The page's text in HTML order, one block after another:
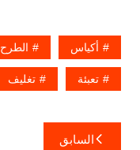
أكياس الطرح
تعبئة تغليف
تصفّح
السابق